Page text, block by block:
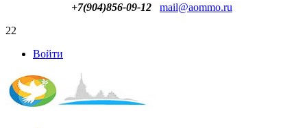
+7(904)856-09-12
mail@aommo.ru
22
Войти